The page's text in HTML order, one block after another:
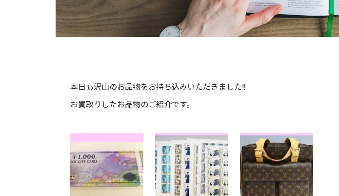
本日も沢山のお品物をお持ち込みいただきました‼️
お買取りしたお品物のご紹介です。